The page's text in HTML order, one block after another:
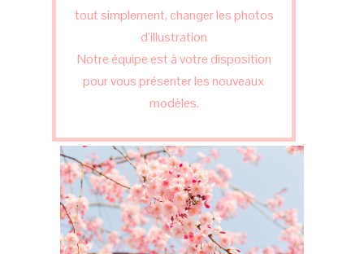
tout simplement, changer les photos
d’illustration
Notre équipe est à votre disposition
pour vous présenter les nouveaux
modèles.